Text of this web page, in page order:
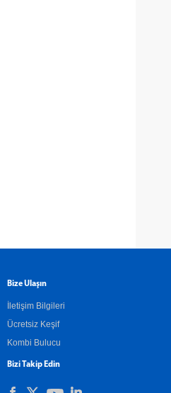
Bize Ulaşın
İletişim Bilgileri
Ücretsiz Keşif
Kombi Bulucu
Bizi Takip Edin